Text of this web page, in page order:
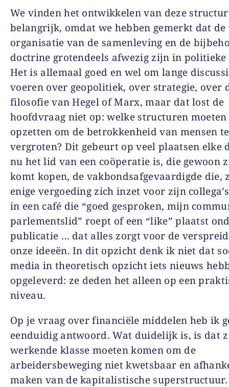
We vinden het ontwikkelen van deze
belangrijk, omdat we hebben gemerkt dat
organisatie van de samenleving en de
doctrine grotendeels afwezig zijn in politieke
Het is allemaal goed en wel om lange
voeren over geopolitiek, over strategie, over
filosofie van Hegel of Marx, maar dat lost de
hoofdvraag niet op: welke structuren moeten
opzetten om de betrokkenheid van mensen te
vergroten? Dit gebeurt op veel plaatsen elke
nu het lid van een coöperatie is, die gewoon
komt kopen, de vakbondsafgevaardigde die,
enige vergoeding zich inzet voor zijn
in een café die “goed gesproken, mijn
parlementslid” roept of een “like” plaatst
publicatie … dat alles zorgt voor de
onze ideeën. In dit opzicht denk ik niet dat
media in theoretisch opzicht iets nieuws
opgeleverd: ze deden het alleen op een
niveau.
Op je vraag over financiële middelen heb ik
eenduidig antwoord. Wat duidelijk is, is dat
werkende klasse moeten komen om de
arbeidersbeweging niet kwetsbaar en
maken van de kapitalistische superstructuur.